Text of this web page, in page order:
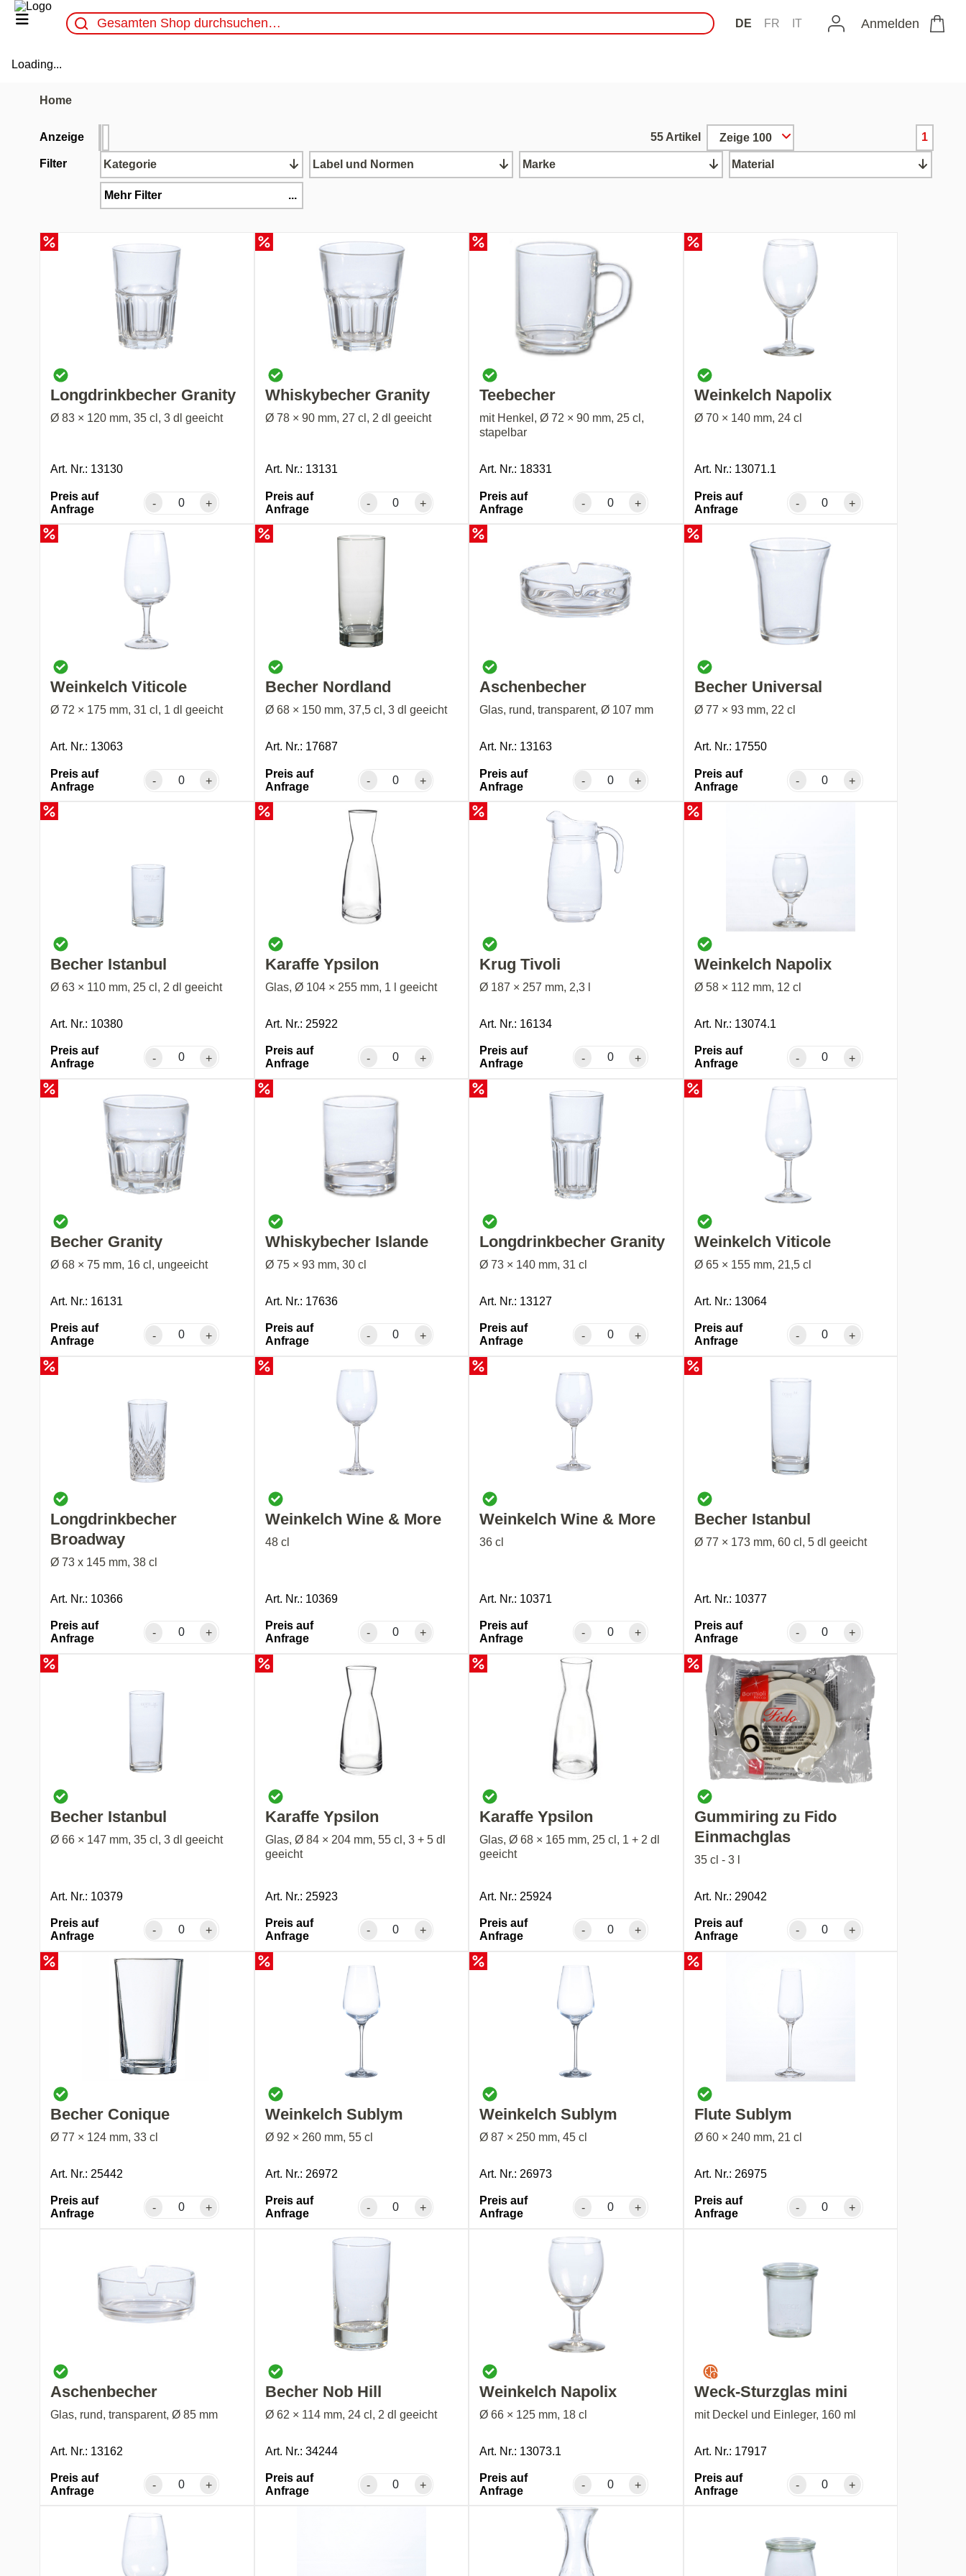
DE FR IT Anmelden
Loading...
Home
Anzeige 55 Artikel Zeige 100 1
Filter Kategorie Label und Normen Marke Material
Mehr Filter ...
Longdrinkbecher Granity
Ø 83 × 120 mm, 35 cl, 3 dl geeicht
Art. Nr.: 13130
Preis auf
Anfrage
- +
Whiskybecher Granity
Ø 78 × 90 mm, 27 cl, 2 dl geeicht
Art. Nr.: 13131
Preis auf
Anfrage
- +
Teebecher
mit Henkel, Ø 72 × 90 mm, 25 cl,
stapelbar
Art. Nr.: 18331
Preis auf
Anfrage
- +
Weinkelch Napolix
Ø 70 × 140 mm, 24 cl
Art. Nr.: 13071.1
Preis auf
Anfrage
- +
Weinkelch Viticole
Ø 72 × 175 mm, 31 cl, 1 dl geeicht
Art. Nr.: 13063
Preis auf
Anfrage
- +
Becher Nordland
Ø 68 × 150 mm, 37,5 cl, 3 dl geeicht
Art. Nr.: 17687
Preis auf
Anfrage
- +
Aschenbecher
Glas, rund, transparent, Ø 107 mm
Art. Nr.: 13163
Preis auf
Anfrage
- +
Becher Universal
Ø 77 × 93 mm, 22 cl
Art. Nr.: 17550
Preis auf
Anfrage
- +
Becher Istanbul
Ø 63 × 110 mm, 25 cl, 2 dl geeicht
Art. Nr.: 10380
Preis auf
Anfrage
- +
Karaffe Ypsilon
Glas, Ø 104 × 255 mm, 1 l geeicht
Art. Nr.: 25922
Preis auf
Anfrage
- +
Krug Tivoli
Ø 187 × 257 mm, 2,3 l
Art. Nr.: 16134
Preis auf
Anfrage
- +
Weinkelch Napolix
Ø 58 × 112 mm, 12 cl
Art. Nr.: 13074.1
Preis auf
Anfrage
- +
Becher Granity
Ø 68 × 75 mm, 16 cl, ungeeicht
Art. Nr.: 16131
Preis auf
Anfrage
- +
Whiskybecher Islande
Ø 75 × 93 mm, 30 cl
Art. Nr.: 17636
Preis auf
Anfrage
- +
Longdrinkbecher Granity
Ø 73 × 140 mm, 31 cl
Art. Nr.: 13127
Preis auf
Anfrage
- +
Weinkelch Viticole
Ø 65 × 155 mm, 21,5 cl
Art. Nr.: 13064
Preis auf
Anfrage
- +
Longdrinkbecher
Broadway
Ø 73 x 145 mm, 38 cl
Art. Nr.: 10366
Preis auf
Anfrage
- +
Weinkelch Wine & More
48 cl
Art. Nr.: 10369
Preis auf
Anfrage
- +
Weinkelch Wine & More
36 cl
Art. Nr.: 10371
Preis auf
Anfrage
- +
Becher Istanbul
Ø 77 × 173 mm, 60 cl, 5 dl geeicht
Art. Nr.: 10377
Preis auf
Anfrage
- +
Becher Istanbul
Ø 66 × 147 mm, 35 cl, 3 dl geeicht
Art. Nr.: 10379
Preis auf
Anfrage
- +
Karaffe Ypsilon
Glas, Ø 84 × 204 mm, 55 cl, 3 + 5 dl
geeicht
Art. Nr.: 25923
Preis auf
Anfrage
- +
Karaffe Ypsilon
Glas, Ø 68 × 165 mm, 25 cl, 1 + 2 dl
geeicht
Art. Nr.: 25924
Preis auf
Anfrage
- +
Gummiring zu Fido
Einmachglas
35 cl - 3 l
Art. Nr.: 29042
Preis auf
Anfrage
- +
Becher Conique
Ø 77 × 124 mm, 33 cl
Art. Nr.: 25442
Preis auf
Anfrage
- +
Weinkelch Sublym
Ø 92 × 260 mm, 55 cl
Art. Nr.: 26972
Preis auf
Anfrage
- +
Weinkelch Sublym
Ø 87 × 250 mm, 45 cl
Art. Nr.: 26973
Preis auf
Anfrage
- +
Flute Sublym
Ø 60 × 240 mm, 21 cl
Art. Nr.: 26975
Preis auf
Anfrage
- +
Aschenbecher
Glas, rund, transparent, Ø 85 mm
Art. Nr.: 13162
Preis auf
Anfrage
- +
Becher Nob Hill
Ø 62 × 114 mm, 24 cl, 2 dl geeicht
Art. Nr.: 34244
Preis auf
Anfrage
- +
Weinkelch Napolix
Ø 66 × 125 mm, 18 cl
Art. Nr.: 13073.1
Preis auf
Anfrage
- +
Weck-Sturzglas mini
mit Deckel und Einleger, 160 ml
Art. Nr.: 17917
Preis auf
Anfrage
- +